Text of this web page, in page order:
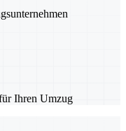
Ihren Umzug